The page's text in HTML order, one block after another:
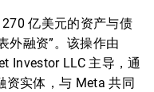
亿美元的资产与债
外融资”。该操作由
Investor LLC 主导，通
资实体，与 Meta 共同